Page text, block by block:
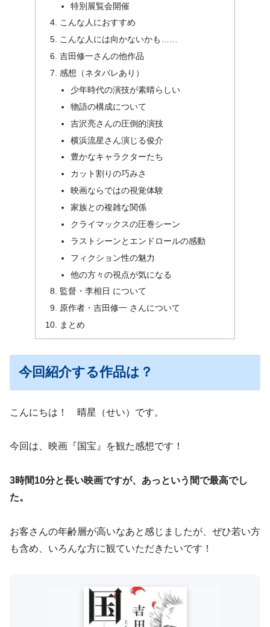
特別展覧会開催
こんな人におすすめ
こんな人には向かないかも……
吉田修一さんの他作品
感想（ネタバレあり）
少年時代の演技が素晴らしい
物語の構成について
吉沢亮さんの圧倒的演技
横浜流星さん演じる俊介
豊かなキャラクターたち
カット割りの巧みさ
映画ならではの視覚体験
家族との複雑な関係
クライマックスの圧巻シーン
ラストシーンとエンドロールの感動
フィクション性の魅力
他の方々の視点が気になる
監督・李相日 について
原作者・吉田修一 さんについて
まとめ
今回紹介する作品は？
こんにちは！ 晴星（せい）です。
今回は、映画『国宝』を観た感想です！
3時間10分と長い映画ですが、あっという間で最高でし
た。
お客さんの年齢層が高いなあと感じましたが、ぜひ若い方
も含め、いろんな方に観ていただきたいです！